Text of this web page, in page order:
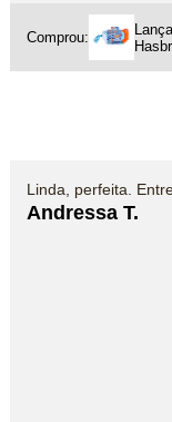
Comprou:
Linda, perfeita.
Andressa T.